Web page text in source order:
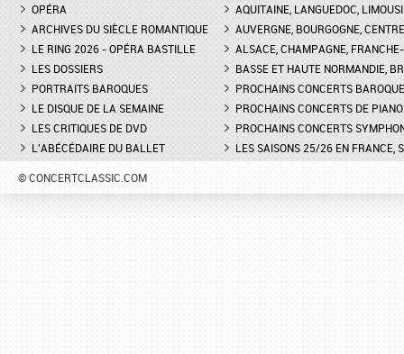
OPÉRA
ARCHIVES DU SIÈCLE ROMANTIQUE
LE RING 2026 - OPÉRA BASTILLE
LES DOSSIERS
PORTRAITS BAROQUES
LE DISQUE DE LA SEMAINE
LES CRITIQUES DE DVD
L'ABÉCÉDAIRE DU BALLET
AQUITAINE, LANGUEDOC,
AUVERGNE, BOURGOGNE, CENTRE
ALSACE, CHAMPAGNE,
BASSE ET HAUTE NORMANDIE,
PROCHAINS CONCERTS
PROCHAINS CONCERTS DE PIANO
PROCHAINS CONCERTS
LES SAISONS 25/26 EN FRANCE,
© CONCERTCLASSIC.COM